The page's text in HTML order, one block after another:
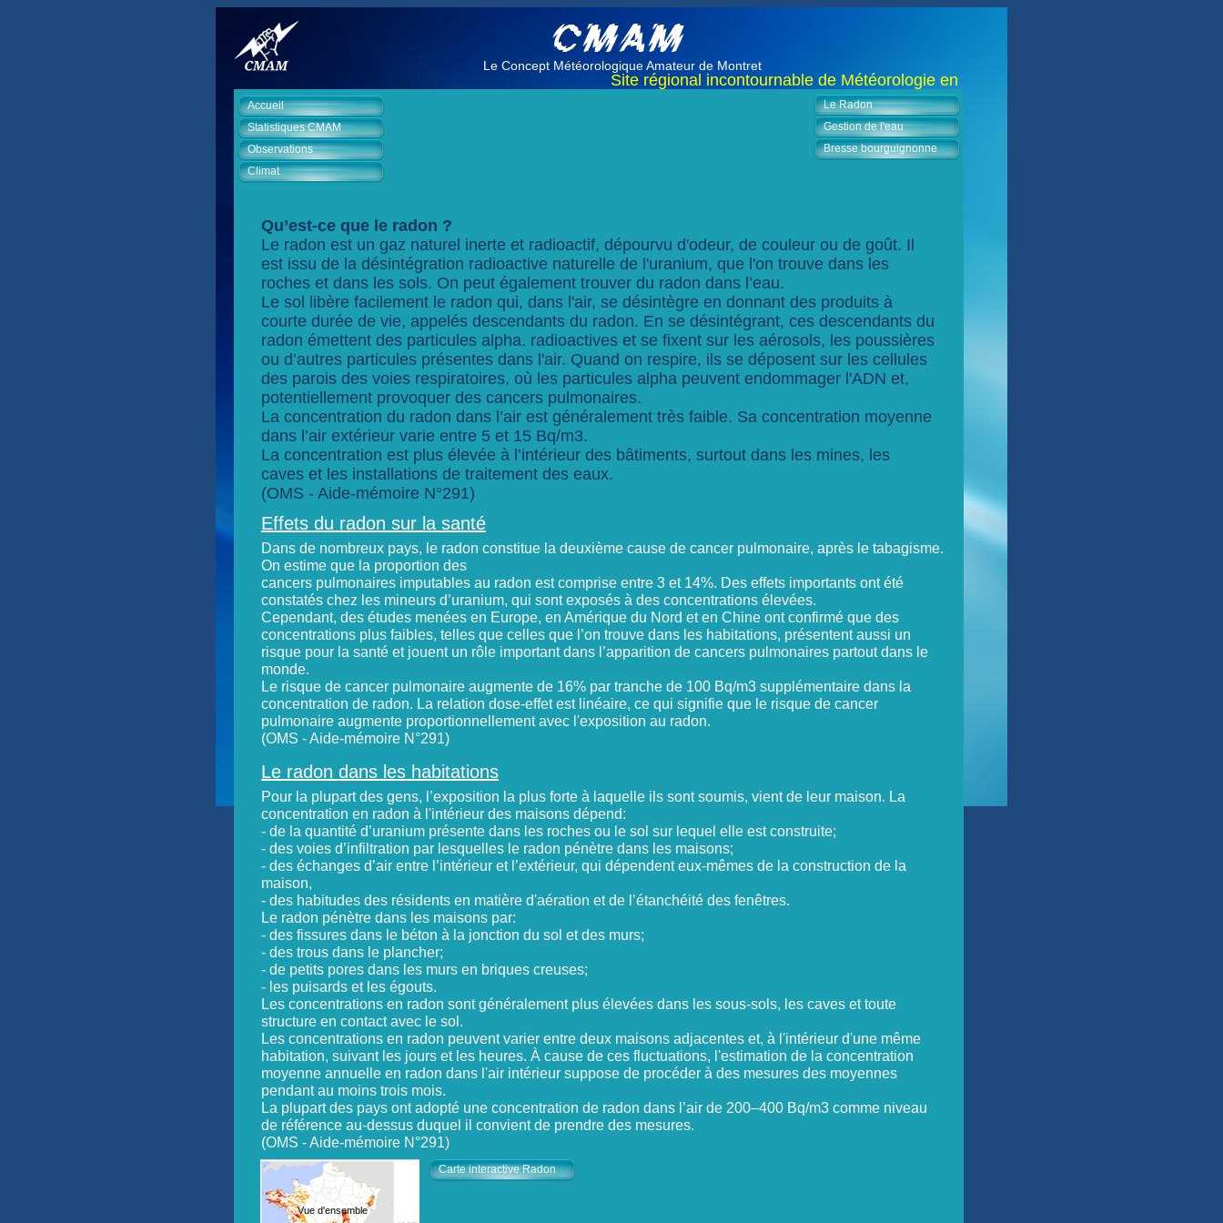
Le Concept Météorologique Amateur de Montret
Site régional incontournable de Météorologie en Bresse bourguignonne, à Montret
Le Radon
Gestion de l'eau
Bresse bourguignonne
Accueil
Statistiques CMAM
Observations
Climat
Qu’est-ce que le radon ?
Le radon est un gaz naturel inerte et radioactif, dépourvu d'odeur, de couleur ou de goût. Il
est issu de la désintégration radioactive naturelle de l'uranium, que l'on trouve dans les
roches et dans les sols. On peut également trouver du radon dans l’eau.
Le sol libère facilement le radon qui, dans l'air, se désintègre en donnant des produits à
courte durée de vie, appelés descendants du radon. En se désintégrant, ces descendants du
radon émettent des particules alpha. radioactives et se fixent sur les aérosols, les poussières
ou d’autres particules présentes dans l'air. Quand on respire, ils se déposent sur les cellules
des parois des voies respiratoires, où les particules alpha peuvent endommager l'ADN et,
potentiellement provoquer des cancers pulmonaires.
La concentration du radon dans l’air est généralement très faible. Sa concentration moyenne
dans l’air extérieur varie entre 5 et 15 Bq/m3.
La concentration est plus élevée à l’intérieur des bâtiments, surtout dans les mines, les
caves et les installations de traitement des eaux.
(OMS - Aide-mémoire N°291)
Effets du radon sur la santé
Dans de nombreux pays, le radon constitue la deuxième cause de cancer pulmonaire, après le tabagisme.
On estime que la proportion des
cancers pulmonaires imputables au radon est comprise entre 3 et 14%. Des effets importants ont été
constatés chez les mineurs d’uranium, qui sont exposés à des concentrations élevées.
Cependant, des études menées en Europe, en Amérique du Nord et en Chine ont confirmé que des
concentrations plus faibles, telles que celles que l’on trouve dans les habitations, présentent aussi un
risque pour la santé et jouent un rôle important dans l’apparition de cancers pulmonaires partout dans le
monde.
Le risque de cancer pulmonaire augmente de 16% par tranche de 100 Bq/m3 supplémentaire dans la
concentration de radon. La relation dose-effet est linéaire, ce qui signifie que le risque de cancer
pulmonaire augmente proportionnellement avec l'exposition au radon.
(OMS - Aide-mémoire N°291)
Le radon dans les habitations
Pour la plupart des gens, l’exposition la plus forte à laquelle ils sont soumis, vient de leur maison. La
concentration en radon à l'intérieur des maisons dépend:
- de la quantité d’uranium présente dans les roches ou le sol sur lequel elle est construite;
- des voies d’infiltration par lesquelles le radon pénètre dans les maisons;
- des échanges d’air entre l’intérieur et l’extérieur, qui dépendent eux-mêmes de la construction de la
maison,
- des habitudes des résidents en matière d'aération et de l’étanchéité des fenêtres.
Le radon pénètre dans les maisons par:
- des fissures dans le béton à la jonction du sol et des murs;
- des trous dans le plancher;
- de petits pores dans les murs en briques creuses;
- les puisards et les égouts.
Les concentrations en radon sont généralement plus élevées dans les sous-sols, les caves et toute
structure en contact avec le sol.
Les concentrations en radon peuvent varier entre deux maisons adjacentes et, à l'intérieur d'une même
habitation, suivant les jours et les heures. À cause de ces fluctuations, l'estimation de la concentration
moyenne annuelle en radon dans l'air intérieur suppose de procéder à des mesures des moyennes
pendant au moins trois mois.
La plupart des pays ont adopté une concentration de radon dans l’air de 200–400 Bq/m3 comme niveau
de référence au-dessus duquel il convient de prendre des mesures.
(OMS - Aide-mémoire N°291)
Carte interactive Radon
Vue d'ensemble